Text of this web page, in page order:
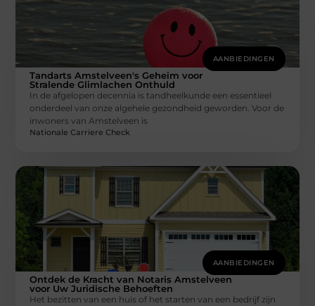
AANBIEDINGEN
Tandarts Amstelveen's Geheim voor
Stralende Glimlachen Onthuld
In de afgelopen decennia is tandheelkunde een essentieel
onderdeel van onze algehele gezondheid geworden. Voor de
inwoners van Amstelveen is
Nationale Carriere Check
AANBIEDINGEN
Ontdek de Kracht van Notaris Amstelveen
voor Uw Juridische Behoeften
Het bezitten van een huis of het starten van een bedrijf zijn